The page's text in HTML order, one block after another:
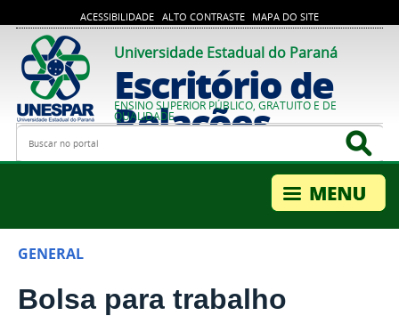
ACESSIBILIDADE ALTO CONTRASTE MAPA DO SITE
Universidade Estadual do Paraná
Escritório de
Relações
Internacionais
ENSINO SUPERIOR PÚBLICO, GRATUITO E DE
QUALIDADE
Busca
GENERAL
Bolsa para trabalho